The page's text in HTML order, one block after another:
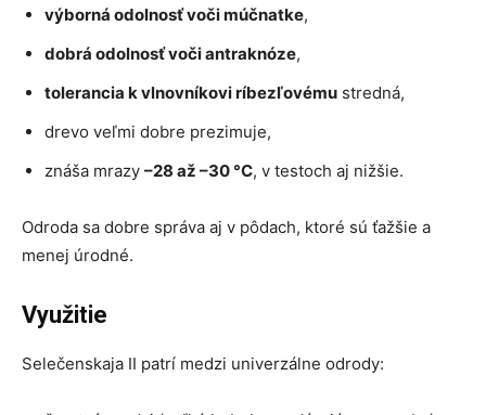
výborná odolnosť voči múčnatke,
dobrá odolnosť voči antraknóze,
tolerancia k vlnovníkovi ríbezľovému stredná,
drevo veľmi dobre prezimuje,
znáša mrazy –28 až –30 °C, v testoch aj nižšie.
Odroda sa dobre správa aj v pôdach, ktoré sú ťažšie a
menej úrodné.
Využitie
Selečenskaja II patrí medzi univerzálne odrody: